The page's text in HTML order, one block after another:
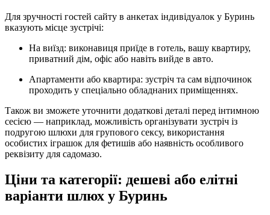
Для зручності гостей сайту в анкетах індивідуалок у Буринь
вказують місце зустрічі:
На виїзд: виконавиця приїде в готель, вашу квартиру,
приватний дім, офіс або навіть вийде в авто.
Апартаменти або квартира: зустріч та сам відпочинок
проходить у спеціально обладнаних приміщеннях.
Також ви зможете уточнити додаткові деталі перед інтимною
сесією — наприклад, можливість організувати зустріч із
подругою шлюхи для групового сексу, використання
особистих іграшок для фетишів або наявність особливого
реквізиту для садомазо.
Ціни та категорії: дешеві або елітні
варіанти шлюх у Буринь